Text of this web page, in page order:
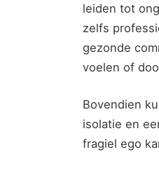
leiden tot
zelfs
gezonde
voelen of
Bovendien
isolatie en
fragiel ego